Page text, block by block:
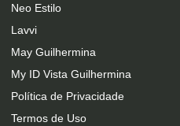
Neo Estilo
Lavvi
May Guilhermina
My ID Vista Guilhermina
Política de Privacidade
Termos de Uso